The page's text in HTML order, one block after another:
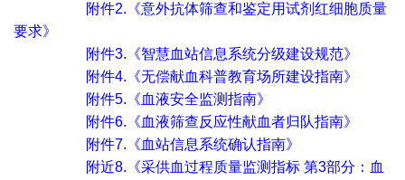
附件2.《意外抗体筛查和鉴定用试剂红细胞质量
要求》
附件3.《智慧血站信息系统分级建设规范》
附件4.《无偿献血科普教育场所建设指南》
附件5.《血液安全监测指南》
附件6.《血液筛查反应性献血者归队指南》
附件7.《血站信息系统确认指南》
附近8.《采供血过程质量监测指标 第3部分：血